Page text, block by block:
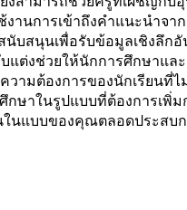
งานการเข้าถึงคําแนะนําจา
บสนุนเพื่อรับข้อมูลเชิงลึกอั
ต่งช่วยให้นักการศึกษาแล
วามต้องการของนักเรียนที่ไ
กษาในรูปแบบที่ต้องการเพิ่ม
ในแบบของคุณตลอดประสบ